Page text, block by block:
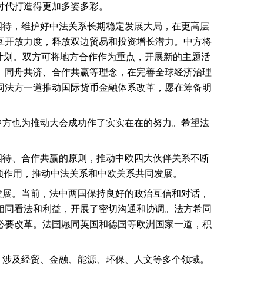
打造得更加多姿多彩。
，维护好中法关系长期稳定发展大局，在更高层
放力度，释放双边贸易和投资增长潜力。中方将
。双方可将地方合作作为重点，开展新的主题活
舟共济、合作共赢等理念，在完善全球经济治理
方一道推动国际货币金融体系改革，愿在筹备明
也为推动大会成功作了实实在在的努力。希望法
、合作共赢的原则，推动中欧四大伙伴关系不断
用，推动中法关系和中欧关系共同发展。
。当前，法中两国保持良好的政治互信和对话，
看法和利益，开展了密切沟通和协调。法方希同
改革。法国愿同英国和德国等欧洲国家一道，积
及经贸、金融、能源、环保、人文等多个领域。